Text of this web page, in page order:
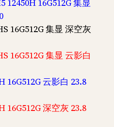
12450H 16G512G 集显
16G512G 集显 深空灰
16G512G 集显 云影白
16G512G 云影白 23.8
16G512G 深空灰 23.8